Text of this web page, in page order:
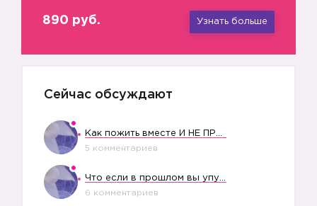
890 руб. Узнать больше
Сейчас обсуждают
5 комментариев
6 комментариев